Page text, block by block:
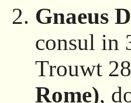
Gnaeus
consul in
Trouwt 28
Rome),